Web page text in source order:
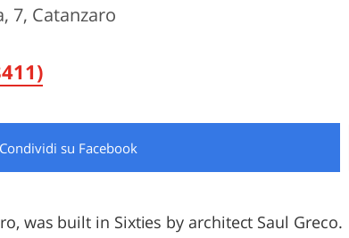
LAZIO
7, Catanzaro
su Facebook
was built in Sixties by architect Saul Greco.